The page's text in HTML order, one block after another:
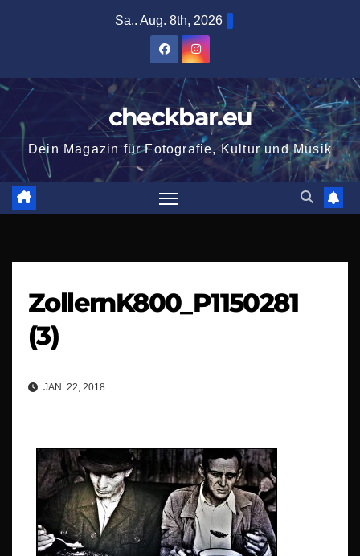
Sa.. Aug. 8th, 2026
checkbar.eu
Dein Magazin für Fotografie, Kultur und Musik
ZollernK800_P1150281
(3)
JAN. 22, 2018